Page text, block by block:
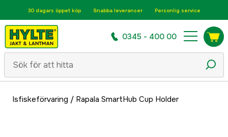
30 dagars öppet köp Snabba leveranser Personlig service
0345 - 400 00
Isfiskeförvaring / Rapala SmartHub Cup Holder